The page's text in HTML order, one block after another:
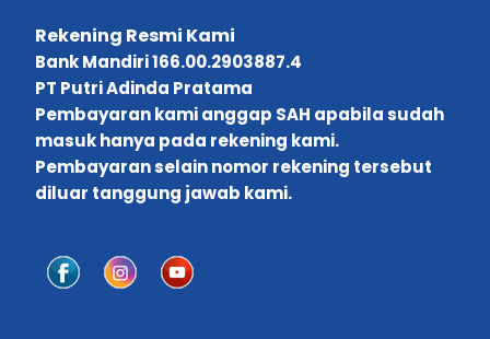
Rekening Resmi Kami
Bank Mandiri 166.00.2903887.4
PT Putri Adinda Pratama
Pembayaran kami anggap SAH apabila sudah
masuk hanya pada rekening kami.
Pembayaran selain nomor rekening tersebut
diluar tanggung jawab kami.